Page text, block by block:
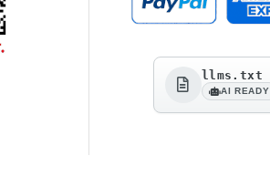
llms.txt
AI READY